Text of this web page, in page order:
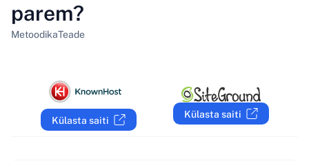
Kupongid
ET
parem?
MetoodikaTeade
Külasta saiti
Külasta saiti